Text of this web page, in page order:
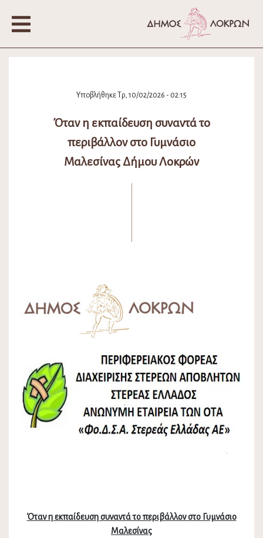
Υποβλήθηκε Τρ, 10/02/2026 - 02:15
Όταν η εκπαίδευση συναντά το
περιβάλλον στο Γυμνάσιο
Μαλεσίνας Δήμου Λοκρών
Όταν η εκπαίδευση συναντά το περιβάλλον στο Γυμνάσιο
Μαλεσίνας